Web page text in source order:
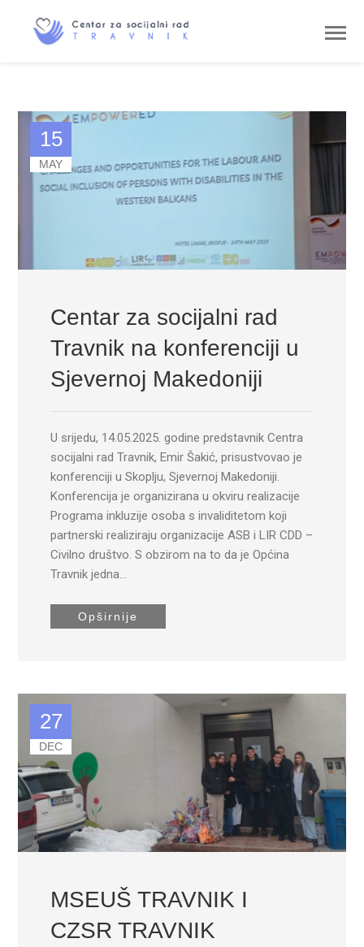
15
MAY
Centar za socijalni rad
Travnik na konferenciji u
Sjevernoj Makedoniji
U srijedu, 14.05.2025. godine predstavnik Centra
socijalni rad Travnik, Emir Šakić, prisustvovao je
konferenciji u Skoplju, Sjevernoj Makedoniji.
Konferencija je organizirana u okviru realizacije
Programa inkluzije osoba s invaliditetom koji
partnerski realiziraju organizacije ASB i LIR CDD –
Civilno društvo. S obzirom na to da je Općina
Travnik jedna…
Opširnije
27
DEC
MSEUŠ TRAVNIK I
CZSR TRAVNIK